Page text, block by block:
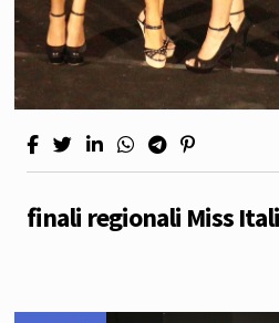
finali regionali Miss